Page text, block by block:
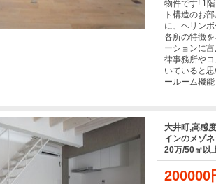
物件です! 1
ト構造のお
に、ヘリン
各所の特徴
ーションに
律事務所や
いていると
ールーム機
大井町,高感
インのメゾ
20万/50㎡以